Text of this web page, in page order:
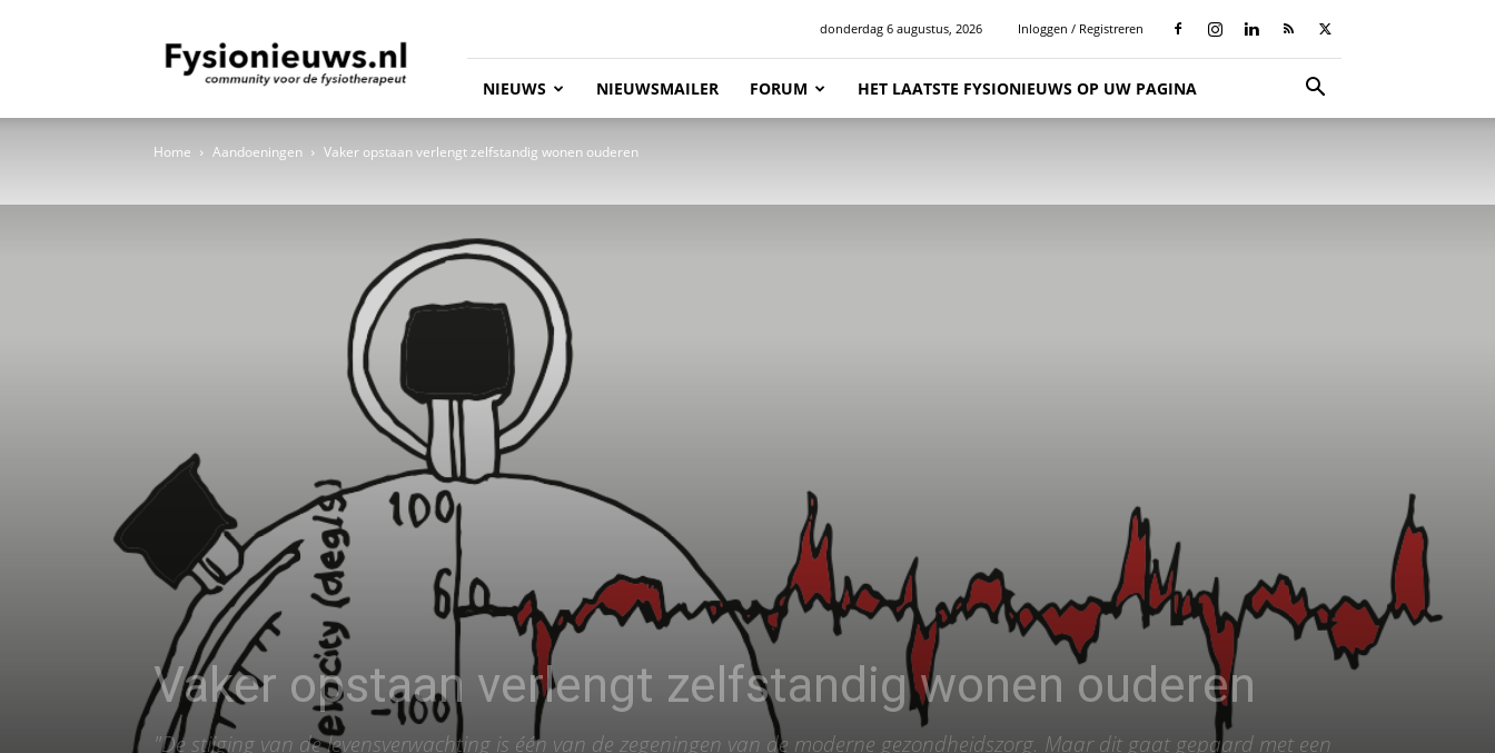
donderdag 6 augustus, 2026 Inloggen / Registreren
NIEUWS NIEUWSMAILER FORUM HET LAATSTE FYSIONIEUWS OP UW PAGINA
Home Aandoeningen Vaker opstaan verlengt zelfstandig wonen ouderen
Vaker opstaan verlengt zelfstandig wonen ouderen
"De stijging van de levensverwachting is één van de zegeningen van de moderne gezondheidszorg. Maar dit gaat gepaard met een